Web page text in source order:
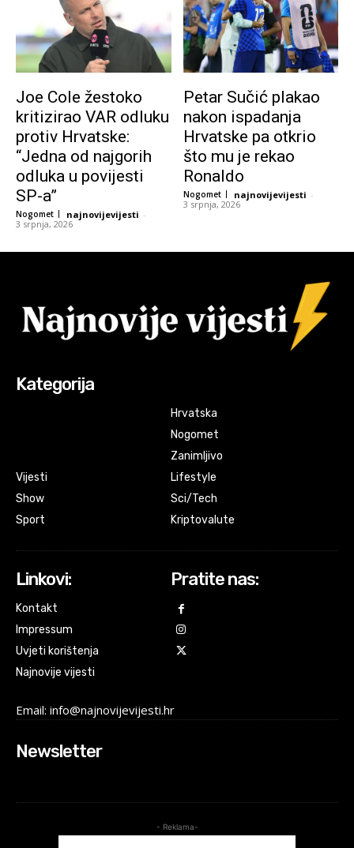
Joe Cole žestoko
kritizirao VAR odluku
protiv Hrvatske:
“Jedna od najgorih
odluka u povijesti
SP-a”
Nogomet najnovijevijesti -
3 srpnja, 2026
Petar Sučić plakao
nakon ispadanja
Hrvatske pa otkrio
što mu je rekao
Ronaldo
Nogomet najnovijevijesti -
3 srpnja, 2026
Kategorija
Vijesti
Show
Sport
Hrvatska
Nogomet
Zanimljivo
Lifestyle
Sci/Tech
Kriptovalute
Linkovi:
Kontakt
Impressum
Uvjeti korištenja
Najnovije vijesti
Pratite nas:
Email: info@najnovijevijesti.hr
Newsletter
- Reklama-